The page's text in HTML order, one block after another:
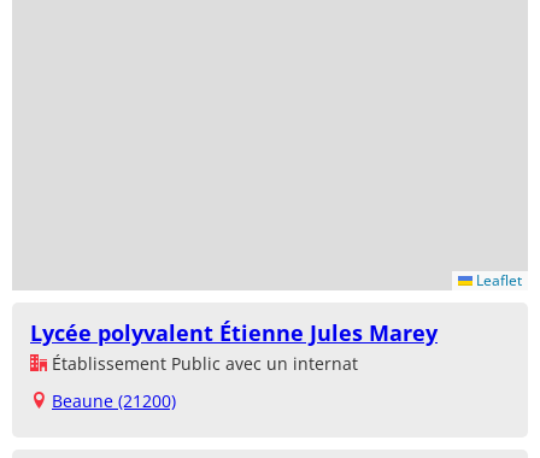
Leaflet
Lycée polyvalent Étienne Jules Marey
Établissement Public avec un internat
Beaune (21200)